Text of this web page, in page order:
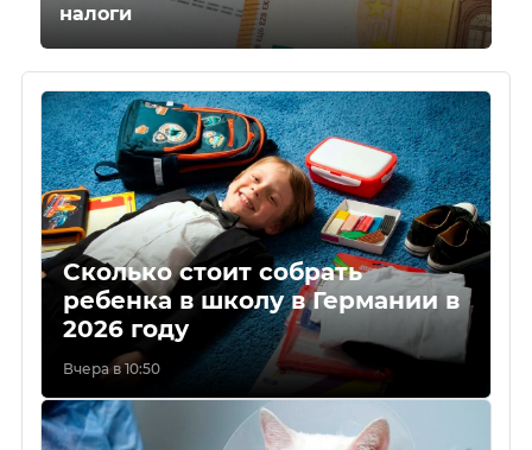
налоги
Сколько стоит собрать
ребенка в школу в Германии в
2026 году
Вчера в 10:50